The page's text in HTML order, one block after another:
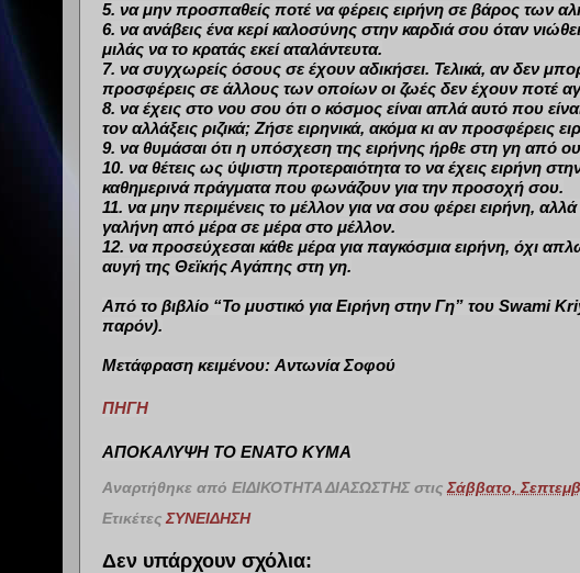
5. να μην προσπαθείς ποτέ να φέρεις ειρήνη σε βάρος των
6. να ανάβεις ένα κερί καλοσύνης στην καρδιά σου όταν
μιλάς να το κρατάς εκεί αταλάντευτα.
7. να συγχωρείς όσους σε έχουν αδικήσει. Τελικά, αν δεν
προσφέρεις σε άλλους των οποίων οι ζωές δεν έχουν ποτέ
8. να έχεις στο νου σου ότι ο κόσμος είναι απλά αυτό που
τον αλλάξεις ριζικά; Ζήσε ειρηνικά, ακόμα κι αν προσφέρεις
9. να θυμάσαι ότι η υπόσχεση της ειρήνης ήρθε στη γη από
10. να θέτεις ως ύψιστη προτεραιότητα το να έχεις ειρήνη
καθημερινά πράγματα που φωνάζουν για την προσοχή σου.
11. να μην περιμένεις το μέλλον για να σου φέρει ειρήνη, αλλά
γαλήνη από μέρα σε μέρα στο μέλλον.
12. να προσεύχεσαι κάθε μέρα για παγκόσμια ειρήνη, όχι
αυγή της Θεϊκής Αγάπης στη γη.
Από το βιβλίο “Το μυστικό για Ειρήνη στην Γη” του Swami
παρόν).
Μετάφραση κειμένου: Αντωνία Σοφού
ΠΗΓΗ
ΑΠΟΚΑΛΥΨΗ ΤΟ ΕΝΑΤΟ ΚΥΜΑ
Αναρτήθηκε από ΕΙΔΙΚΟΤΗΤΑ ΔΙΑΣΩΣΤΗΣ στις Σάββατο,
Ετικέτες ΣΥΝΕΙΔΗΣΗ
Δεν υπάρχουν σχόλια: